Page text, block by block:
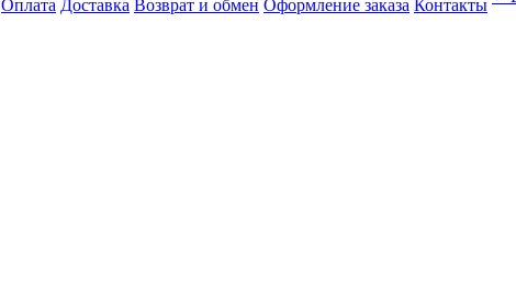
Оплата Доставка Возврат и обмен Оформление заказа Контакты